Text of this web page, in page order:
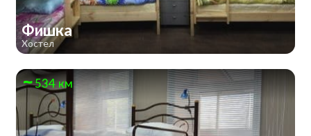
Фишка
Хостел
534 км